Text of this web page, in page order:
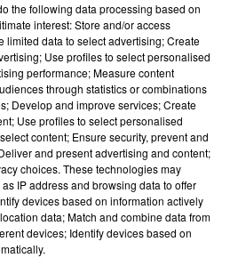
the following data processing based on
interest: Store and/or access
limited data to select advertising; Create
Use profiles to select personalised
performance; Measure content
through statistics or combinations
Develop and improve services; Create
Use profiles to select personalised
content; Ensure security, prevent and
and present advertising and content;
choices. These technologies may
IP address and browsing data to offer
devices based on information actively
data; Match and combine data from
devices; Identify devices based on